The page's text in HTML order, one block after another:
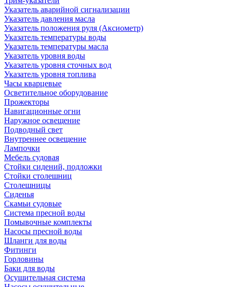
Указатель аварийной сигнализации
Указатель давления масла
Указатель положения руля (Аксиометр)
Указатель температуры воды
Указатель температуры масла
Указатель уровня воды
Указатель уровня сточных вод
Указатель уровня топлива
Часы кварцевые
Осветительное оборудование
Прожекторы
Навигационные огни
Наружное освещение
Подводный свет
Внутреннее освещение
Лампочки
Мебель судовая
Стойки сидений, подложки
Стойки столешниц
Столешницы
Сиденья
Скамьи судовые
Система пресной воды
Помывочные комплекты
Насосы пресной воды
Шланги для воды
Фитинги
Горловины
Баки для воды
Осушительная система